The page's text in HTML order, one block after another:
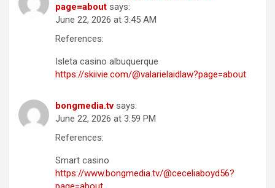
page=about says:
June 22, 2026 at 3:45 AM
References:
Isleta casino albuquerque
https://skiivie.com/@valarielaidlaw?page=about
bongmedia.tv says:
June 22, 2026 at 3:59 PM
References:
Smart casino
https://www.bongmedia.tv/@ceceliaboyd56?